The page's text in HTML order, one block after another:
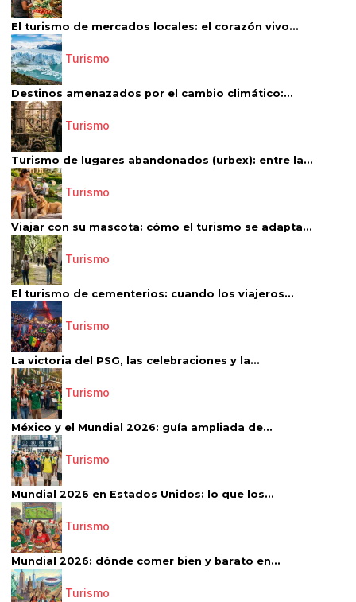
El turismo de mercados locales: el corazón vivo...
Turismo
Destinos amenazados por el cambio climático:...
Turismo
Turismo de lugares abandonados (urbex): entre la...
Turismo
Viajar con su mascota: cómo el turismo se adapta...
Turismo
El turismo de cementerios: cuando los viajeros...
Turismo
La victoria del PSG, las celebraciones y la...
Turismo
México y el Mundial 2026: guía ampliada de...
Turismo
Mundial 2026 en Estados Unidos: lo que los...
Turismo
Mundial 2026: dónde comer bien y barato en...
Turismo